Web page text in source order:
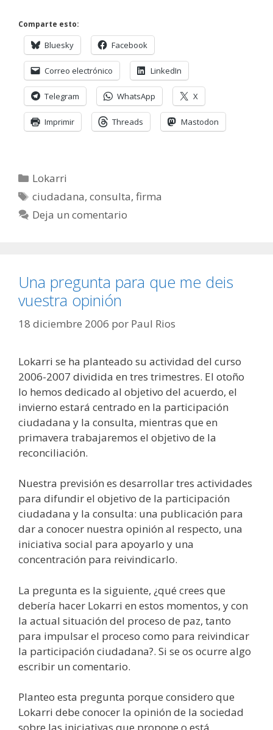
Comparte esto:
Bluesky Facebook
Correo electrónico LinkedIn
Telegram WhatsApp X
Imprimir Threads Mastodon
Categorías
Lokarri
Etiquetas
ciudadana,consulta,firma
Deja un comentario
Una pregunta para que me deis
vuestra opinión
18 diciembre 2006 por Paul Rios
Lokarri se ha planteado su actividad del curso
2006-2007 dividida en tres trimestres. El otoño
lo hemos dedicado al objetivo del acuerdo, el
invierno estará centrado en la participación
ciudadana y la consulta, mientras que en
primavera trabajaremos el objetivo de la
reconciliación.
Nuestra previsión es desarrollar tres actividades
para difundir el objetivo de la participación
ciudadana y la consulta: una publicación para
dar a conocer nuestra opinión al respecto, una
iniciativa social para apoyarlo y una
concentración para reivindicarlo.
La pregunta es la siguiente, ¿qué crees que
debería hacer Lokarri en estos momentos, y con
la actual situación del proceso de paz, tanto
para impulsar el proceso como para reivindicar
la participación ciudadana?. Si se os ocurre algo
escribir un comentario.
Planteo esta pregunta porque considero que
Lokarri debe conocer la opinión de la sociedad